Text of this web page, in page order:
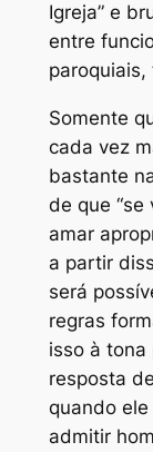
Igreja” e
entre
Somente
cada vez
bastante
de que “se
amar
a partir
será
regras
isso à tona
resposta de
quando
admitir